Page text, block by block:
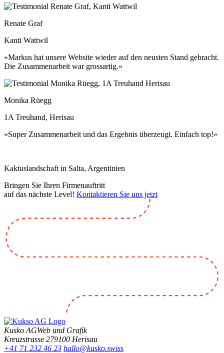
Renate Graf
Kanti Wattwil
«Markus hat unsere Website wieder auf den neusten Stand gebracht.
Die Zusammenarbeit war grossartig.»
Monika Rüegg
1A Treuhand, Herisau
«Super Zusammenarbeit und das Ergebnis überzeugt. Einfach top!»
Kaktuslandschaft in Salta, Argentinien
Bringen Sie Ihren Firmenauftritt
auf das nächste Level! Kontaktieren Sie uns jetzt
Kusko AGWeb und Grafik
Kreuzstrasse 279100 Herisau
+41 71 232 46 23 hallo@kusko.swiss